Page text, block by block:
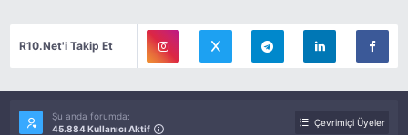
R10.Net'i Takip Et
Şu anda forumda:
45.884 Kullanıcı Aktif
Çevrimiçi Üyeler